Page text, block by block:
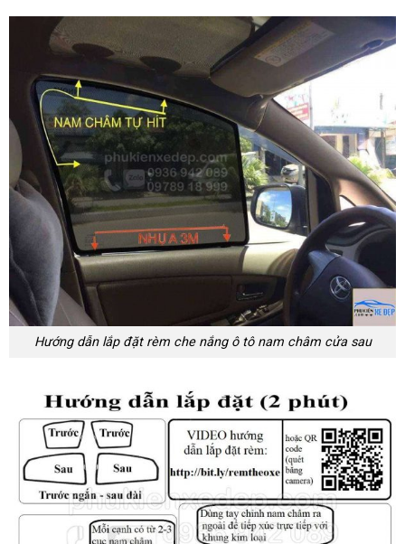
Hướng dẫn lắp đặt rèm che nắng ô tô nam châm cửa sau